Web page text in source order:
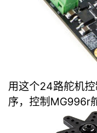
用这个24路舵机
序，控制MG996r